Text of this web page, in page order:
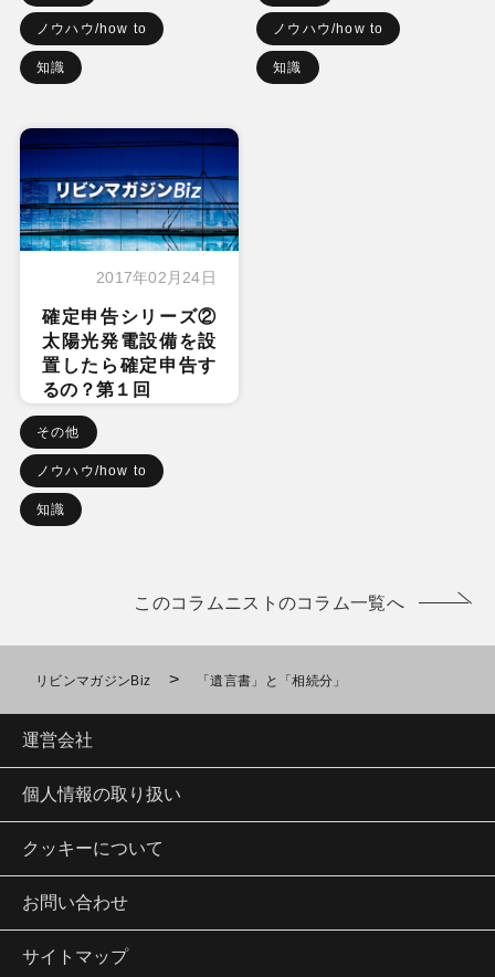
ノウハウ/how to
知識
ノウハウ/how to
知識
2017年02月24日
確定申告シリーズ②
太陽光発電設備を設
置したら確定申告す
るの？第１回
その他
ノウハウ/how to
知識
このコラムニストのコラム一覧へ
リビンマガジンBiz > 「遺言書」と「相続分」
運営会社
個人情報の取り扱い
クッキーについて
お問い合わせ
サイトマップ